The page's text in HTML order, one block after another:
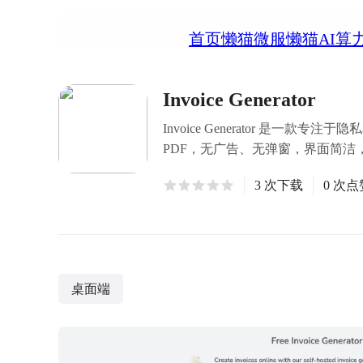
首页懒猫微服懒猫AI算
Invoice Generator
Invoice Generator 是一款专注于
PDF，无广告、无弹窗，界面简洁
3 次下载 0 次点
桌面端